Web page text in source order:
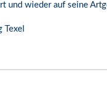
und wieder auf seine